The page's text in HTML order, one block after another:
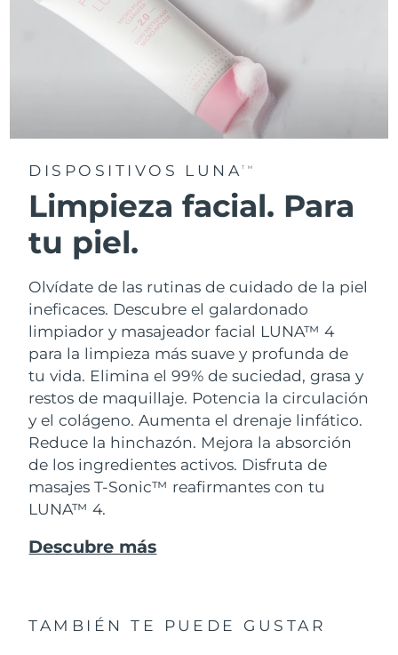
DISPOSITIVOS LUNATM
Limpieza facial. Para
tu piel.
Olvídate de las rutinas de cuidado de la piel
ineficaces. Descubre el galardonado
limpiador y masajeador facial LUNA™ 4
para la limpieza más suave y profunda de
tu vida. Elimina el 99% de suciedad, grasa y
restos de maquillaje. Potencia la circulación
y el colágeno. Aumenta el drenaje linfático.
Reduce la hinchazón. Mejora la absorción
de los ingredientes activos. Disfruta de
masajes T-Sonic™ reafirmantes con tu
LUNA™ 4.
Descubre más
TAMBIÉN TE PUEDE GUSTAR